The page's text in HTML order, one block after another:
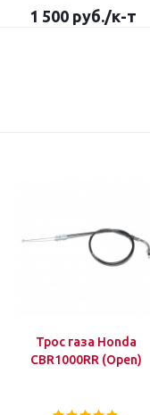
1 500 руб./к-т
Трос газа Honda
CBR1000RR (Open)